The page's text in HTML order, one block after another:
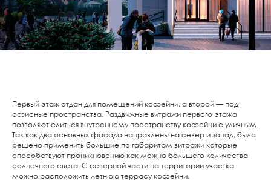
Первый этаж отдан для помещений кофейни, а второй — под
офисные пространства. Раздвижные витражи первого этажа
позволяют слиться внутреннему пространству кофейни с уличным.
Так как два основных фасада направлены на север и запад, было
решено применить большие по габаритам витражи которые
способствуют проникновению как можно большего количества
солнечного света. С северной части на территории участка
можно расположить летнюю террасу кофейни.